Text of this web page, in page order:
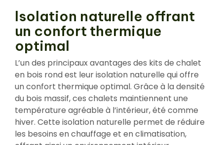
Isolation naturelle offrant
un confort thermique
optimal
L’un des principaux avantages des kits de chalet
en bois rond est leur isolation naturelle qui offre
un confort thermique optimal. Grâce à la densité
du bois massif, ces chalets maintiennent une
température agréable à l’intérieur, été comme
hiver. Cette isolation naturelle permet de réduire
les besoins en chauffage et en climatisation,